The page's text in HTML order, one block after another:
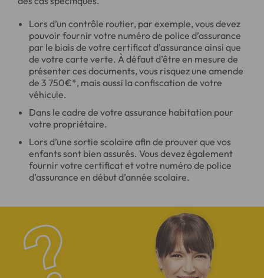
Lors d’un contrôle routier, par exemple, vous devez
pouvoir fournir votre numéro de police d’assurance
par le biais de votre certificat d’assurance ainsi que
de votre carte verte. À défaut d’être en mesure de
présenter ces documents, vous risquez une amende
de 3 750€*, mais aussi la confiscation de votre
véhicule.
Dans le cadre de votre assurance habitation pour
votre propriétaire.
Lors d’une sortie scolaire afin de prouver que vos
enfants sont bien assurés. Vous devez également
fournir votre certificat et votre numéro de police
d’assurance en début d’année scolaire.